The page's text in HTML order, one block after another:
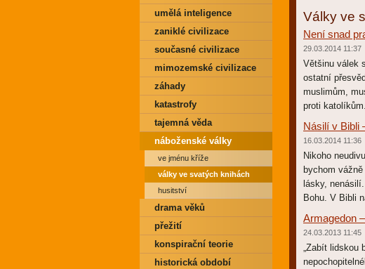
Války ve
Není snad
29.03.2014 11:37
Většinu válek
ostatní
muslimům,
proti
Násilí v Bibli
16.03.2014 11:36
Nikoho
bychom
lásky,
Bohu. V Bibli
Armagedon
24.03.2013 11:45
„Zabít lidskou
umělá inteligence
zaniklé civilizace
současné civilizace
mimozemské civilizace
záhady
katastrofy
tajemná věda
náboženské války
ve jménu kříže
války ve svatých knihách
husitství
drama věků
přežití
konspirační teorie
historická období